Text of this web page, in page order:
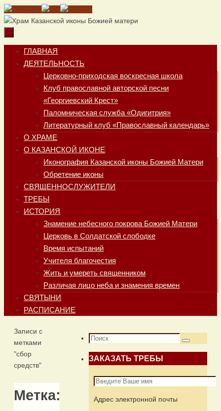
Перейти
к
Перейти
содержимому
ГЛАВНАЯ
ДЕЯТЕЛЬНОСТЬ
Церковно-приходская воскресная школа
Клуб православной авторской песни
«Георгиевский Крест»
Паломническая служба «Одигитрия»
Литературный клуб «Православный календарь»
О ХРАМЕ
О КАЗАНСКОЙ ИКОНЕ
Иконография Казанской иконы Божией Матери
Обретение иконы
СВЯЩЕННОСЛУЖИТЕЛИ
ТРЕБЫ
ИСТОРИЯ
Знамение небесного покрова Божией Матери
Церковь в Солдатской слободке
Время испытаний
Учителя благочестия
Жить и умереть священником
Различая лицо неба и знамения времен
СВЯТЫНИ
РАСПИСАНИЕ
Главная
Записи с
метками
"сбор
средств"
Метка:
Что
Поиск
ЗАКАЗАТЬ ТРЕБЫ
Адрес электронной почты